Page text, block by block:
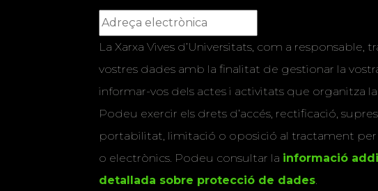
La Xarxa Vives d’Universitats, com a responsable,
vostres dades amb la finalitat de gestionar la
informar-vos dels actes i activitats que organitza la
Podeu exercir els drets d’accés, rectificació,
portabilitat, limitació o oposició al tractament per
o electrònics. Podeu consultar la informació
detallada sobre protecció de dades.